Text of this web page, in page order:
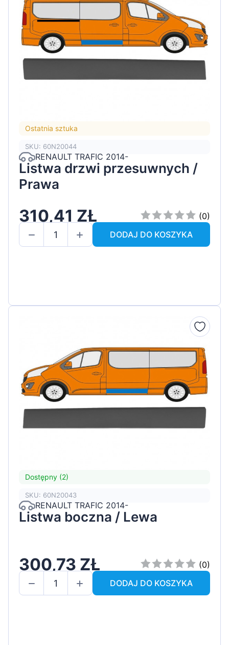
Ostatnia sztuka
SKU: 60N20044
RENAULT TRAFIC 2014-
Listwa drzwi przesuwnych /
Prawa
310,41 ZŁ
(0)
DODAJ DO KOSZYKA
Dostępny (2)
SKU: 60N20043
RENAULT TRAFIC 2014-
Listwa boczna / Lewa
300,73 ZŁ
(0)
DODAJ DO KOSZYKA